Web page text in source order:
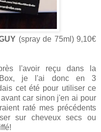
(spray de 75ml) 9,10€
l'avoir reçu dans la
je l'ai donc en 3
cet été pour utiliser ce
car sinon j'en ai pour
raté mes précédents
sur cheveux secs ou